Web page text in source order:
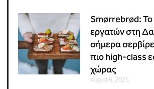
Smørrebrød:
εργατών στη
σήμερα
πιο high-class
χώρας
August 6, 2026